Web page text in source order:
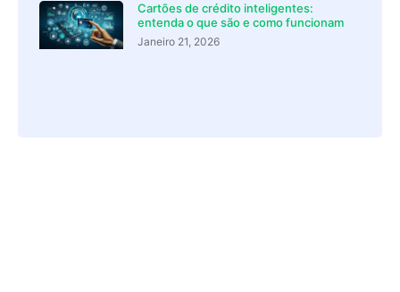
Cartões de crédito inteligentes:
entenda o que são e como funcionam
Janeiro 21, 2026